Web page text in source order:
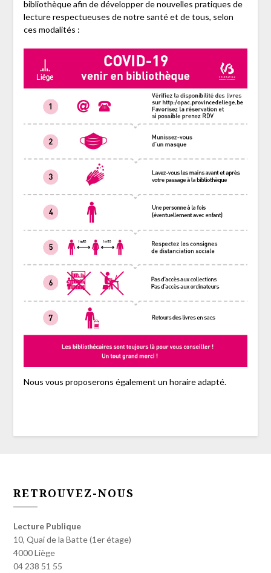
bibliothèque afin de développer de nouvelles pratiques de
lecture respectueuses de notre santé et de tous, selon
ces modalités :
Nous vous proposerons également un horaire adapté.
RETROUVEZ-NOUS
Lecture Publique
10, Quai de la Batte (1er étage)
4000 Liège
04 238 51 55